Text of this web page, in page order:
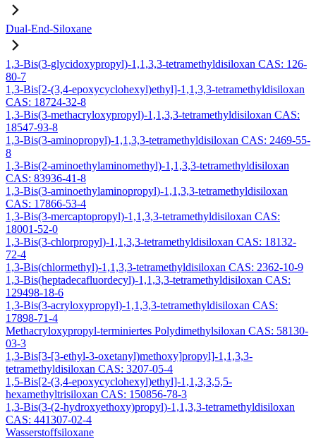
Dual-End-Siloxane
1,3-Bis(3-glycidoxypropyl)-1,1,3,3-tetramethyldisiloxan CAS: 126-
80-7
1,3-Bis[2-(3,4-epoxycyclohexyl)ethyl]-1,1,3,3-tetramethyldisiloxan
CAS: 18724-32-8
1,3-Bis(3-methacryloxypropyl)-1,1,3,3-tetramethyldisiloxan CAS:
18547-93-8
1,3-Bis(3-aminopropyl)-1,1,3,3-tetramethyldisiloxan CAS: 2469-55-
8
1,3-Bis(2-aminoethylaminomethyl)-1,1,3,3-tetramethyldisiloxan
CAS: 83936-41-8
1,3-Bis(3-aminoethylaminopropyl)-1,1,3,3-tetramethyldisiloxan
CAS: 17866-53-4
1,3-Bis(3-mercaptopropyl)-1,1,3,3-tetramethyldisiloxan CAS:
18001-52-0
1,3-Bis(3-chlorpropyl)-1,1,3,3-tetramethyldisiloxan CAS: 18132-
72-4
1,3-Bis(chlormethyl)-1,1,3,3-tetramethyldisiloxan CAS: 2362-10-9
1,3-Bis(heptadecafluordecyl)-1,1,3,3-tetramethyldisiloxan CAS:
129498-18-6
1,3-Bis(3-acryloxypropyl)-1,1,3,3-tetramethyldisiloxan CAS:
17898-71-4
Methacryloxypropyl-terminiertes Polydimethylsiloxan CAS: 58130-
03-3
1,3-Bis[3-[3-ethyl-3-oxetanyl)methoxy]propyl]-1,1,3,3-
tetramethyldisiloxan CAS: 3207-05-4
1,5-Bis[2-(3,4-epoxycyclohexyl)ethyl]-1,1,3,3,5,5-
hexamethyltrisiloxan CAS: 150856-78-3
1,3-Bis(3-(2-hydroxyethoxy)propyl)-1,1,3,3-tetramethyldisiloxan
CAS: 441307-02-4
Wasserstoffsiloxane